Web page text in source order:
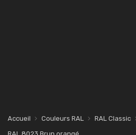
Accueil Couleurs RAL RAL Classic